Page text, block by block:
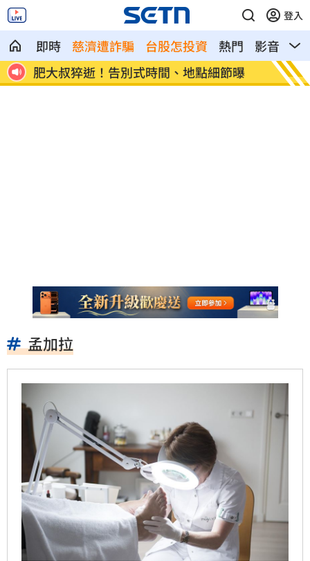
登入
即時 慈濟遭詐騙 台股怎投資 熱門 影音
熱
白海豚來襲 上海多處積水轉移安置21萬
人
網路
作
孟加拉